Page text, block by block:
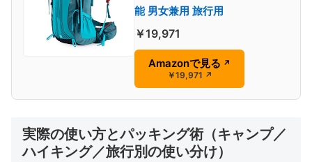
能 男女兼用 旅行用
￥19,971
Amazonで見る ↗
￥19,971 ↗
実際の使い方とパッキング術（キャンプ／
ハイキング／旅行別の使い分け）